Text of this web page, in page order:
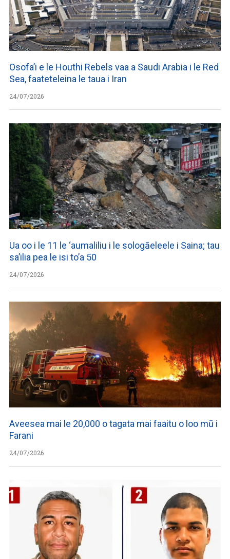
Osofa’i e le Houthi Rebels vaa a Saudi Arabia i le Red
Sea, faateteleina le taua i Iran
24/07/2026
Ua oo i le 11 le ‘aumaliliu i le sologāeleele i Saina; tau
sa’ilia pea le isi to’a 50
24/07/2026
Aveesea mai le 20,000 o tagata mai faaitu o loo mū i
Farani
24/07/2026